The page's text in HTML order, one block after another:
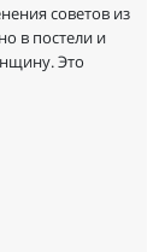
советов из
в постели и
Это